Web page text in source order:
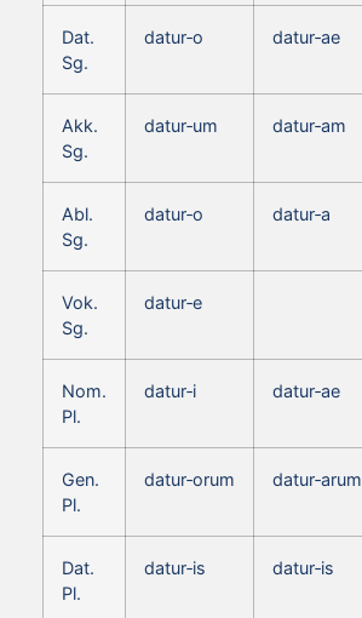
Dat.
Sg.
datur‑o datur‑ae
Akk.
Sg.
datur‑um datur‑am
Abl.
Sg.
datur‑o datur‑a
Vok.
Sg.
datur‑e
Nom.
Pl.
datur‑i datur‑ae
Gen.
Pl.
datur‑orum datur‑arum
Dat.
Pl.
datur‑is datur‑is